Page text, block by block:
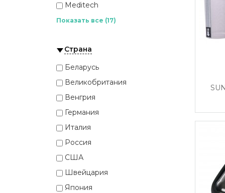
Meditech
Philips
SunTech Medical
Welch Allyn
Альтоника
Астел
Валента
ДМС Передовые Технологии
Инкарт
Кардиан
Компания Нео
Медиком
Показать все (17)
Страна
Беларусь
Великобритания
Венгрия
Германия
Италия
Россия
США
Швейцария
Япония